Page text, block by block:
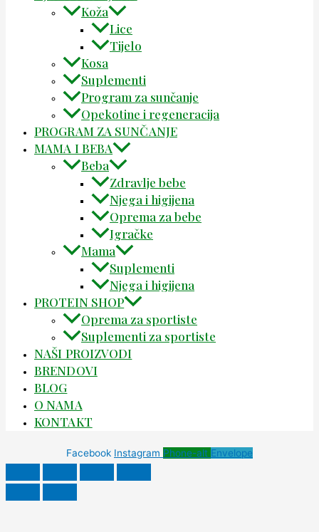
Koža
Lice
Tijelo
Kosa
Suplementi
Program za sunčanje
Opekotine i regeneracija
PROGRAM ZA SUNČANJE
MAMA I BEBA
Beba
Zdravlje bebe
Njega i higijena
Oprema za bebe
Igračke
Mama
Suplementi
Njega i higijena
PROTEIN SHOP
Oprema za sportiste
Suplementi za sportiste
NAŠI PROIZVODI
BRENDOVI
BLOG
O NAMA
KONTAKT
Facebook Instagram Phone-alt Envelope